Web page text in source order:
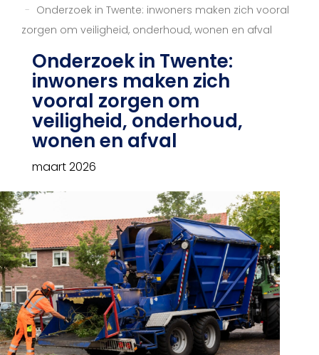
Onderzoek in Twente: inwoners maken zich vooral
zorgen om veiligheid, onderhoud, wonen en afval
Onderzoek in Twente:
inwoners maken zich
vooral zorgen om
veiligheid, onderhoud,
wonen en afval
maart 2026